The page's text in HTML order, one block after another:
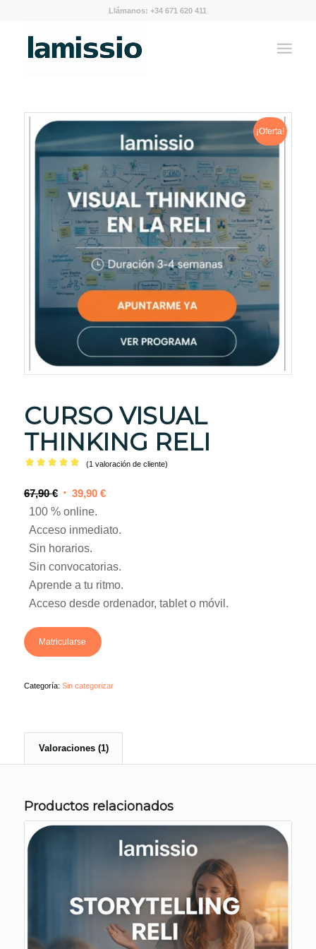
Llámanos: +34 671 620 411
¡Oferta!
CURSO VISUAL
THINKING RELI
con5.00
de 5 en
base a
1
valoración
de un
cliente
(1 valoración de cliente)
67,90€ El
precio
original
era:
39,90 €El
actual
39,90 €.
100 % online.
Acceso inmediato.
Sin horarios.
Sin convocatorias.
Aprende a tu ritmo.
Acceso desde ordenador, tablet o móvil.
Matricularse
Categoría: Sin categorizar
Valoraciones (1)
Productos relacionados